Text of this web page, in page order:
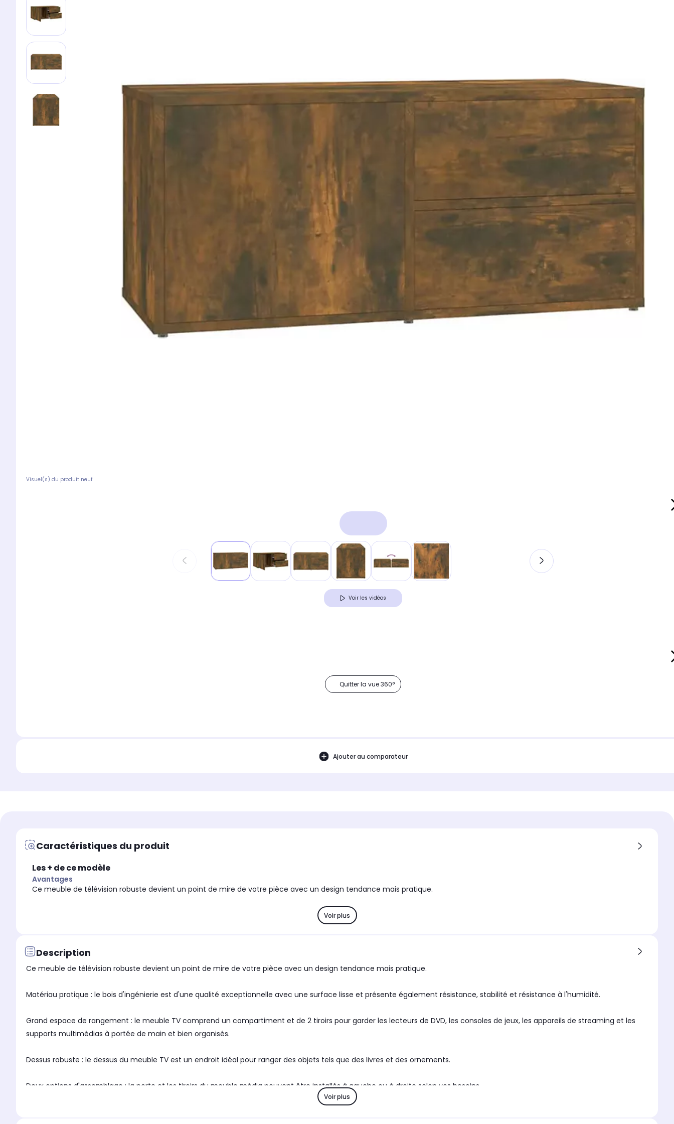
Visuel(s) du produit neuf
Voir les vidéos
Quitter la vue 360°
Ajouter au comparateur
Caractéristiques du produit
Les + de ce modèle
Avantages
Ce meuble de télévision robuste devient un point de mire de votre pièce avec un design tendance mais pratique.
Voir plus
Description
Ce meuble de télévision robuste devient un point de mire de votre pièce avec un design tendance mais pratique.
Matériau pratique : le bois d'ingénierie est d'une qualité exceptionnelle avec une surface lisse et présente également résistance, stabilité et résistance à l'humidité.
Grand espace de rangement : le meuble TV comprend un compartiment et de 2 tiroirs pour garder les lecteurs de DVD, les consoles de jeux, les appareils de streaming et les
supports multimédias à portée de main et bien organisés.
Dessus robuste : le dessus du meuble TV est un endroit idéal pour ranger des objets tels que des livres et des ornements.
Deux options d'assemblage : la porte et les tiroirs du meuble média peuvent être installés à gauche ou à droite selon vos besoins.
Voir plus